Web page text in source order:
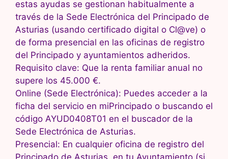
estas ayudas se gestionan habitualmente a
través de la Sede Electrónica del Principado de
Asturias (usando certificado digital o Cl@ve) o
de forma presencial en las oficinas de registro
del Principado y ayuntamientos adheridos.
Requisito clave: Que la renta familiar anual no
supere los 45.000 €.
Online (Sede Electrónica): Puedes acceder a la
ficha del servicio en miPrincipado o buscando el
código AYUD0408T01 en el buscador de la
Sede Electrónica de Asturias.
Presencial: En cualquier oficina de registro del